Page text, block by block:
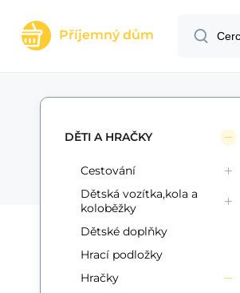
Příjemný dům
DĚTI A HRAČKY
Cestování
Dětská vozítka,kola a
koloběžky
Dětské doplňky
Hrací podložky
Hračky